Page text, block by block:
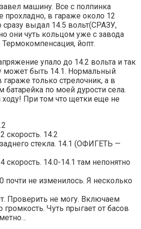
машину. Все с полпинка
прохладно, в гараже около 12
сразу выдал 14.5 вольт(СРАЗУ,
они чуть кольцом уже с завода
йопт.
упало до 14.2 вольта и так
может быть 14.1. Нормальный
гараже только стрелочник, а в
по моей дурости села.
ходу! При том что щетки еще не
скорость. 14.2
стекла. 14.1 (ОФИГЕТЬ —
скорость. 14.0-14.1 там непонятно
не изменилось. Я несколько
Проверить не могу. Включаем
Чуть прыгает от басов